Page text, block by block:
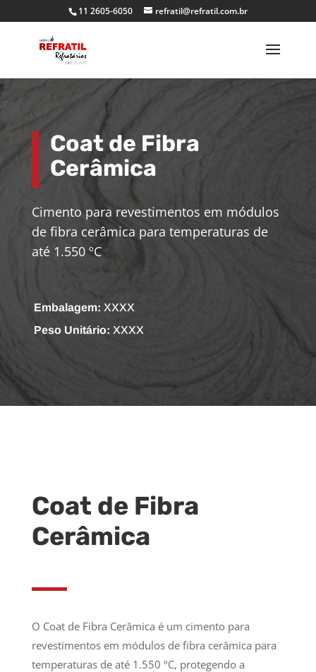
11 2605-6050 refratil@refratil.com.br
Coat de Fibra
Cerâmica
Cimento para revestimentos em módulos
de fibra cerâmica para temperaturas de
até 1.550 ºC
Embalagem: XXXX
Peso Unitário: XXXX
Coat de Fibra
Cerâmica
O Coat de Fibra Cerâmica é um cimento para
revestimentos em módulos de fibra cerâmica para
temperaturas de até 1.550 ºC, protegendo a